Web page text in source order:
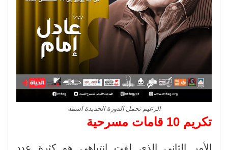
الزعيم تحمل الدورة الجديدة اسمه
تكريم 10 قامات مسرحية